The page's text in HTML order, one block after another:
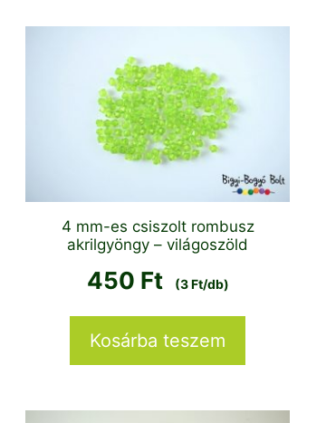
4 mm-es csiszolt rombusz
akrilgyöngy – világoszöld
450 Ft (3 Ft/db)
Kosárba teszem